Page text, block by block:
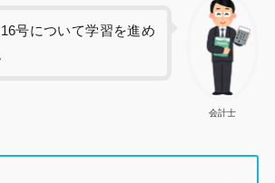
会計士
号について学習を進め